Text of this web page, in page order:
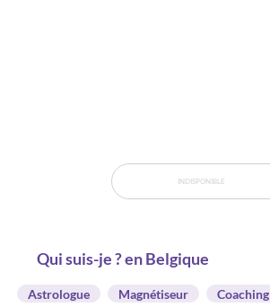
INDISPONIBLE
Qui suis-je ? en Belgique
Astrologue Magnétiseur Coaching